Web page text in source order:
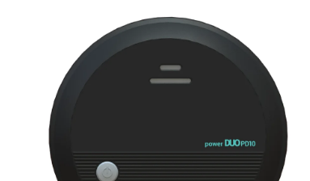
hvězdiček.